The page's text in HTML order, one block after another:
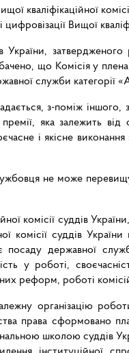
кваліфікаційної
Вищої
України,
що Комісія у
служби категорії
з-поміж іншого, з
яка залежить
і якісне виконання
не може
комісії суддів
комісії суддів
посаду державної
у роботі,
реформ, роботі
організацію
права сформовано
школою суддів